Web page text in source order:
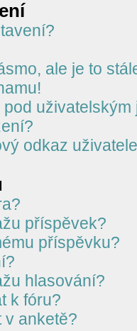
ale je to
uživatelským
odkaz
příspěvek?
příspěvku?
hlasování?
k fóru?
v anketě?